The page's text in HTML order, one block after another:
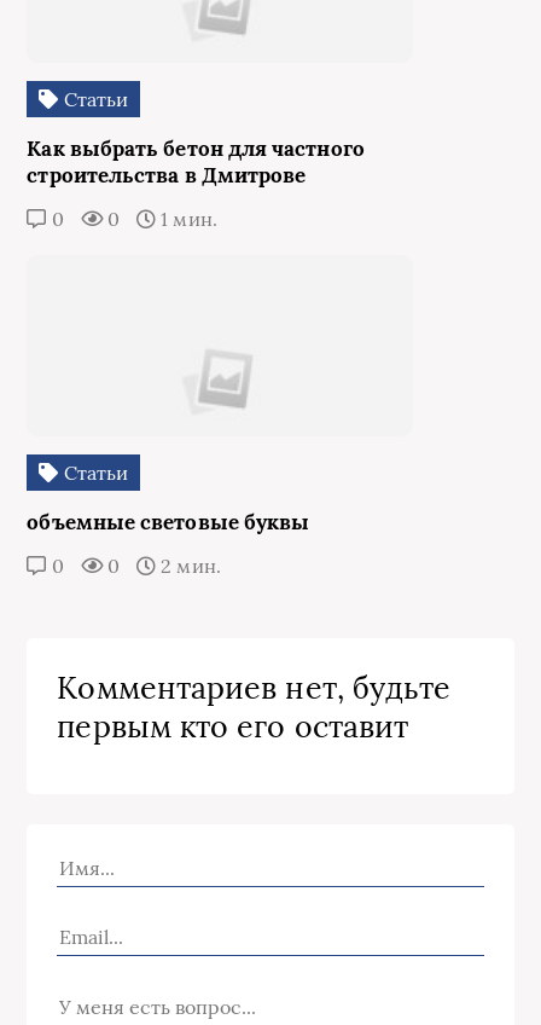
Статьи
Как выбрать бетон для частного
строительства в Дмитрове
0 0 1 мин.
Статьи
объемные световые буквы
0 0 2 мин.
Комментариев нет, будьте
первым кто его оставит